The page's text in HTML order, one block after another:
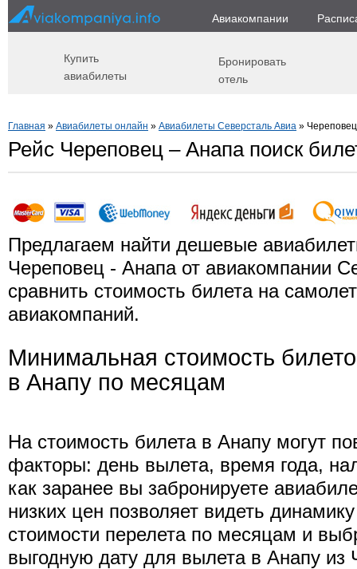
Авиакомпании
Купить
авиабилеты
Бронировать
отель
Главная » Авиабилеты онлайн » Авиабилеты Северсталь Авиа »
Рейс Череповец – Анапа поиск
Предлагаем найти дешевые
Череповец - Анапа от авиакомпании
сравнить стоимость билета на
авиакомпаний.
Минимальная стоимость
в Анапу по месяцам
На стоимость билета в Анапу могут
факторы: день вылета, время года,
как заранее вы забронируете
низких цен позволяет видеть
стоимости перелета по месяцам и
выгодную дату для вылета в Анапу из